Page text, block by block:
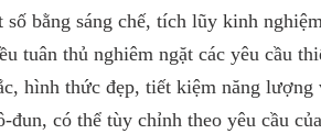
số bằng sáng chế, tích lũy kinh
tuân thủ nghiêm ngặt các yêu cầu
hình thức đẹp, tiết kiệm năng
có thể tùy chỉnh theo yêu cầu